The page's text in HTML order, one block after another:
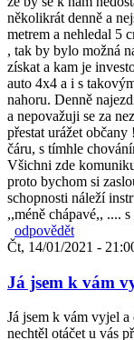
několikrát denně a
metrem a nehledal 5
, tak by bylo možná
získat a kam je
auto 4x4 a i s
nahoru. Denně
a nepovažuji se za
přestat urážet
čáru, s tímhle
Všichni zde
proto bychom si
schopnosti náleží
,,méně chápavé,, ....
odpovědět
Čt, 14/01/2021 -
Já jsem k vám
Já jsem k vám vyjel a
nechtěl otáčet u vás